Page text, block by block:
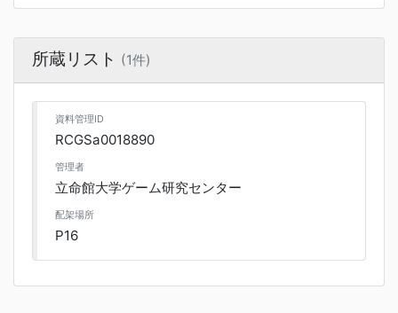
所蔵リスト (1件)
資料管理ID
RCGSa0018890
管理者
立命館大学ゲーム研究センター
配架場所
P16